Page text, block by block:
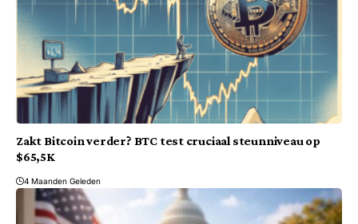
Zakt Bitcoin verder? BTC test cruciaal steunniveau op
$65,5K
4 Maanden Geleden